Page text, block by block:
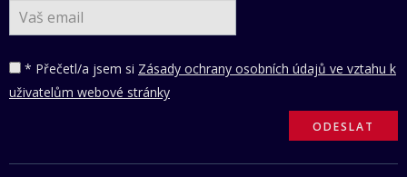
* Přečetl/a jsem si Zásady ochrany osobních údajů ve vztahu k
uživatelům webové stránky